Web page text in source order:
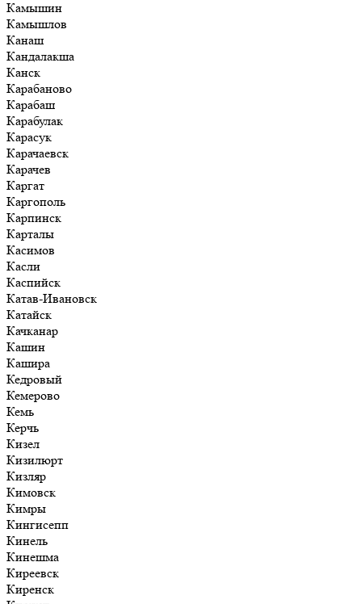
Камышин
Камышлов
Канаш
Кандалакша
Канск
Карабаново
Карабаш
Карабулак
Карасук
Карачаевск
Карачев
Каргат
Каргополь
Карпинск
Карталы
Касимов
Касли
Каспийск
Катав-Ивановск
Катайск
Качканар
Кашин
Кашира
Кедровый
Кемерово
Кемь
Керчь
Кизел
Кизилюрт
Кизляр
Кимовск
Кимры
Кингисепп
Кинель
Кинешма
Киреевск
Киренск